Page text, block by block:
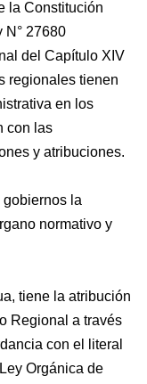
la Constitución
N° 27680
del Capítulo XIV
regionales tienen
en los
con las
y atribuciones.
gobiernos la
normativo y
tiene la atribución
Regional a través
con el literal
Orgánica de